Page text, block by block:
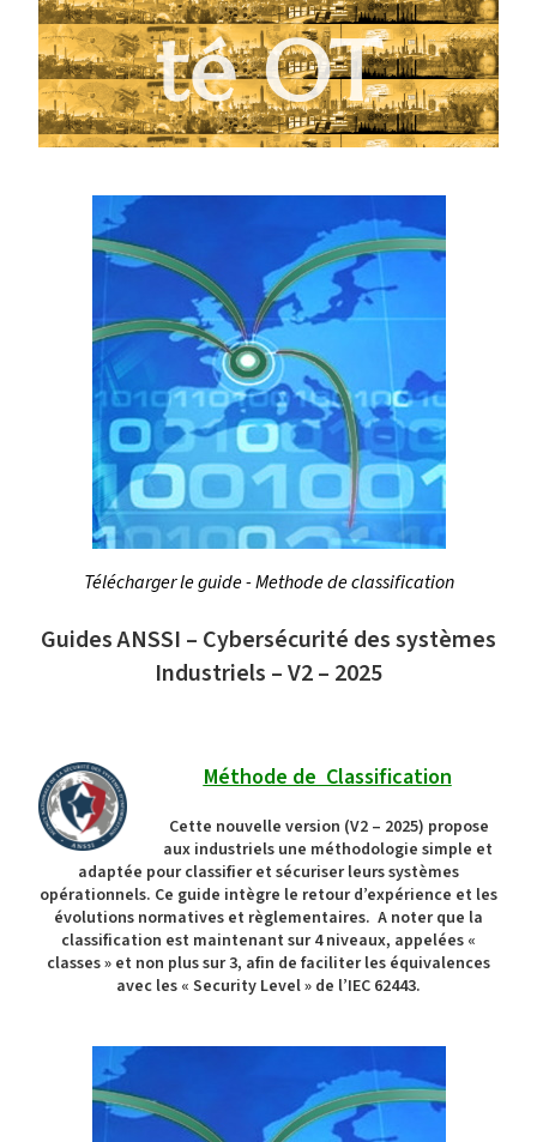
té OT
Télécharger le guide - Methode de classification
Guides ANSSI – Cybersécurité des systèmes
Industriels – V2 – 2025
Méthode de Classification
Cette nouvelle version (V2 – 2025) propose
aux industriels une méthodologie simple et
adaptée pour classifier et sécuriser leurs systèmes
opérationnels. Ce guide intègre le retour d’expérience et les
évolutions normatives et règlementaires. A noter que la
classification est maintenant sur 4 niveaux, appelées «
classes » et non plus sur 3, afin de faciliter les équivalences
avec les « Security Level » de l’IEC 62443.